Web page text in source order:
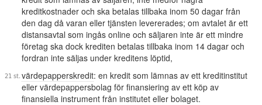
kreditkostnader och ska betalas tillbaka inom 50 dagar från
den dag då varan eller tjänsten levererades; om avtalet är ett
distansavtal som ingås online och säljaren inte är ett mindre
företag ska dock krediten betalas tillbaka inom 14 dagar och
fordran inte säljas under kreditens löptid,
värdepapperskredit: en kredit som lämnas av ett kreditinstitut
eller värdepappersbolag för finansiering av ett köp av
finansiella instrument från institutet eller bolaget.